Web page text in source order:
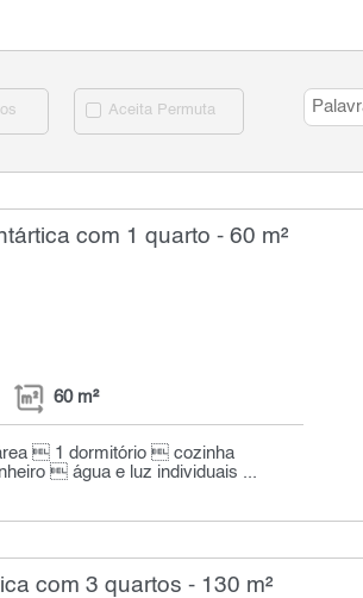
Aceita Permuta
com 1 quarto - 60 m²
60 m²
 1 dormitório  cozinha
 água e luz individuais ...
com 3 quartos - 130 m²